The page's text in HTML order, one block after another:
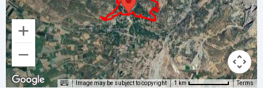
Image may be subject to copyright 1 km Terms